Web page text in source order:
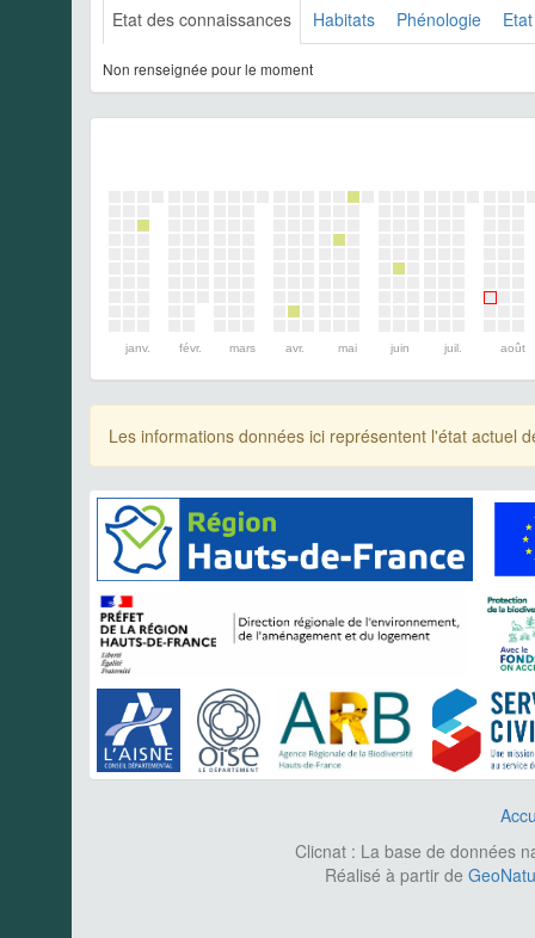
Etat des connaissances Habitats Phénologie
Non renseignée pour le moment
janv. févr. mars avr. mai juin juil. août
Les informations données ici représentent l'état actuel
Clicnat : La base de données
Réalisé à partir de